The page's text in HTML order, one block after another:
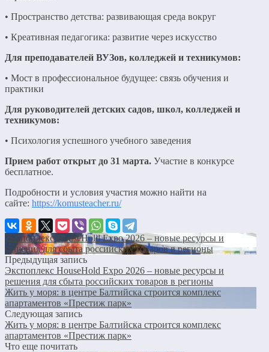
• Пространство детства: развивающая среда вокруг
• Креативная педагогика: развитие через искусство
Для преподавателей ВУЗов, колледжей и техникумов:
• Мост в профессиональное будущее: связь обучения и
практики
Для руководителей детских садов, школ, колледжей и
техникумов:
• Психология успешного учебного заведения
Прием работ открыт до 31 марта. Участие в конкурсе
бесплатное.
Подробности и условия участия можно найти на
сайте: https://komusteacher.ru/
Экспоплекс HouseHold Expo 2026 – новые ресурсы и
решения для сбыта российских товаров в регионы
Предыдущая запись
Экспоплекс HouseHold Expo 2026 – новые ресурсы и
решения для сбыта российских товаров в регионы
Жить у моря: в центре Балтийска строится комплекс
апартаментов «Престиж парк»
Следующая запись
Жить у моря: в центре Балтийска строится комплекс
апартаментов «Престиж парк»
Что еще почитать